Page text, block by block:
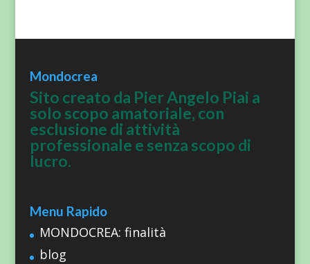
Mondocrea
Sito creato da Pier Angelo Piai a
solo scopo amatoriale, con
esclusione di attività
professionale e senza scopo di
lucro.
Menu Rapido
MONDOCREA: finalità
blog